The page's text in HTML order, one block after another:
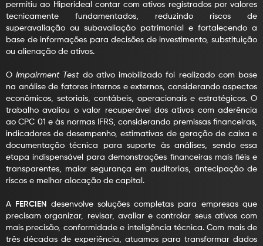
permitiu ao Hiperideal contar com ativos registrados por valores
tecnicamente fundamentados, reduzindo riscos de
superavaliação ou subavaliação patrimonial e fortalecendo a
base de informações para decisões de investimento, substituição
ou alienação de ativos.
OImpairment Testdo ativo imobilizado foi realizado com base
na análise de fatores internos e externos, considerando aspectos
econômicos, setoriais, contábeis, operacionais e estratégicos. O
trabalho avaliou o valor recuperável dos ativos com aderência
ao CPC 01 e às normas IFRS, considerando premissas financeiras,
indicadores de desempenho, estimativas de geração de caixa e
documentação técnica para suporte às análises, sendo essa
etapa indispensável para demonstrações financeiras mais fiéis e
transparentes, maior segurança em auditorias, antecipação de
riscos e melhor alocação de capital.
A FERCIEN
desenvolve soluções completas para empresas que
precisam organizar, revisar, avaliar e controlar seus ativos com
mais precisão, conformidade e inteligência técnica. Com mais de
três décadas de experiência, atuamos para transformar dados